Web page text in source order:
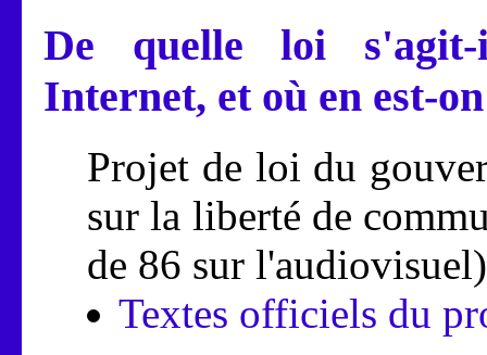
De quelle loi s'agit-
Internet, et où en est-
Projet de loi du
sur la liberté de
de 86 sur
Textes officiels du